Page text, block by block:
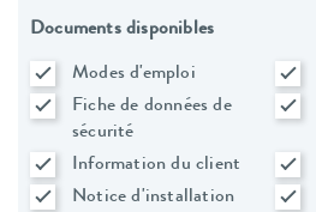
Documents disponibles
Modes d'emploi
Fiche de données de
sécurité
Information du client
Notice d'installation